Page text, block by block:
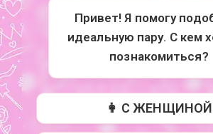
Привет! Я помогу
идеальную пару. С кем
познакомиться?
👩 С ЖЕНЩИНОЙ